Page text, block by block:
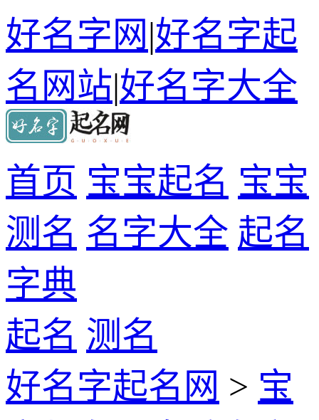
好名字网|好名字起
名网站|好名字大全
首页 宝宝起名 宝宝
测名 名字大全 起名
字典
起名 测名
好名字起名网 > 宝